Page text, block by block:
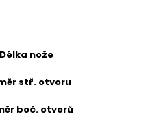
Délka nože
stř. otvoru
boč. otvorů